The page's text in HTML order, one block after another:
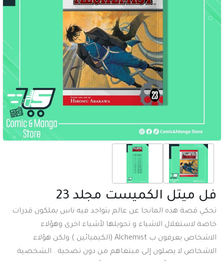
فل ميتل الكميست مجلد 23
تحكي قصة هذه المانجا عن عالم يتواجد فيه ناس يملكون قدرات
خاصة لاستغلال الاشياء و تحويلها لأشياء اخرى وهؤلاء
الاشخاص يعرفون ب Alchemist (الكيميائين ) ولكن هؤلاء
الاشخاص لا يصلون إلى مبتغاهم من دون تضحية ..الشخصية